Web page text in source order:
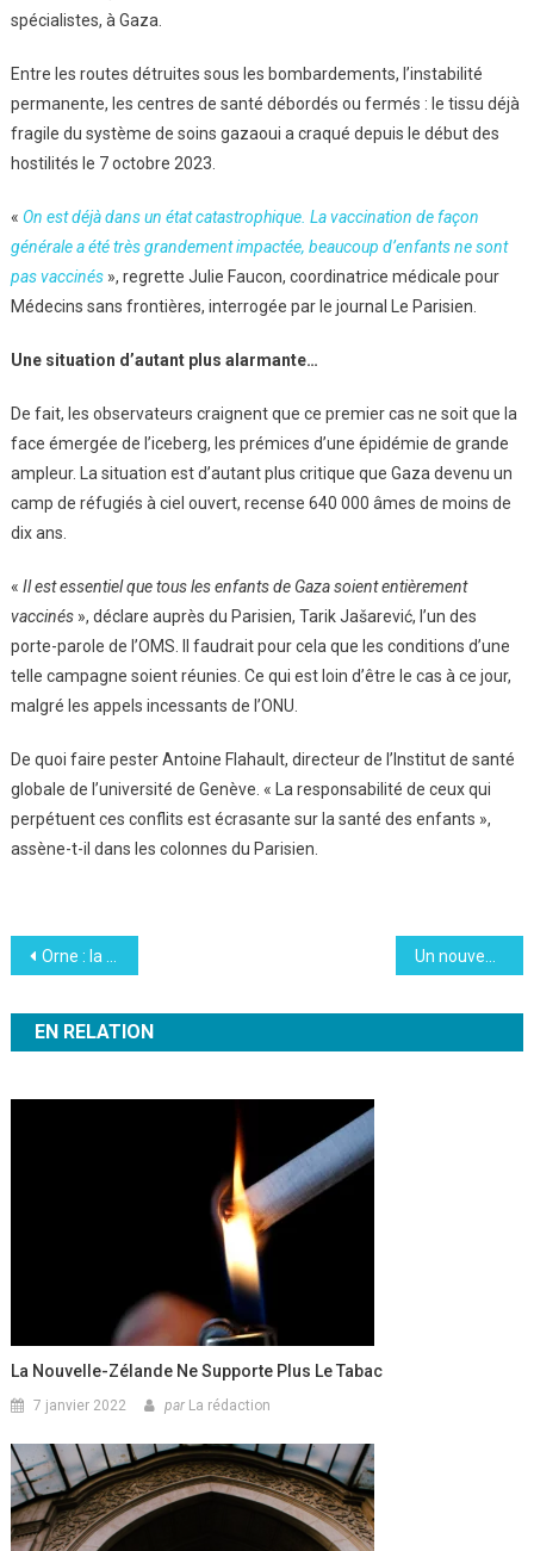
spécialistes, à Gaza.
Entre les routes détruites sous les bombardements, l’instabilité
permanente, les centres de santé débordés ou fermés : le tissu déjà
fragile du système de soins gazaoui a craqué depuis le début des
hostilités le 7 octobre 2023.
« On est déjà dans un état catastrophique. La vaccination de façon
générale a été très grandement impactée, beaucoup d’enfants ne sont
pas vaccinés», regrette Julie Faucon, coordinatrice médicale pour
Médecins sans frontières, interrogée par le journal Le Parisien.
Une situation d’autant plus alarmante…
De fait, les observateurs craignent que ce premier cas ne soit que la
face émergée de l’iceberg, les prémices d’une épidémie de grande
ampleur. La situation est d’autant plus critique que Gaza devenu un
camp de réfugiés à ciel ouvert, recense 640 000 âmes de moins de
dix ans.
« Il est essentiel que tous les enfants de Gaza soient entièrement
vaccinés», déclare auprès du Parisien, Tarik Jašarević, l’un des
porte-parole de l’OMS. Il faudrait pour cela que les conditions d’une
telle campagne soient réunies. Ce qui est loin d’être le cas à ce jour,
malgré les appels incessants de l’ONU.
De quoi faire pester Antoine Flahault, directeur de l’Institut de santé
globale de l’université de Genève. « La responsabilité de ceux qui
perpétuent ces conflits est écrasante sur la santé des enfants »,
assène-t-il dans les colonnes du Parisien.
Navigation
de
l’article
Orne : la biscuiterie de l’Abbaye s’engage pour la planète
EN RELATION
La Nouvelle-Zélande Ne Supporte Plus Le Tabac
7 janvier 2022 par La rédaction